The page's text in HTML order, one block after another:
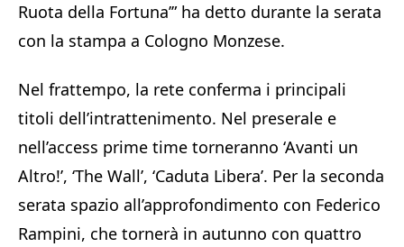
Ruota della Fortuna’” ha detto durante la serata
con la stampa a Cologno Monzese.
Nel frattempo, la rete conferma i principali
titoli dell’intrattenimento. Nel preserale e
nell’access prime time torneranno ‘Avanti un
Altro!’, ‘The Wall’, ‘Caduta Libera’. Per la seconda
serata spazio all’approfondimento con Federico
Rampini, che tornerà in autunno con quattro